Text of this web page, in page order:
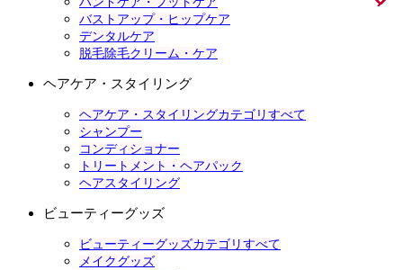
バストアップ・ヒップケア
デンタルケア
脱毛除毛クリーム・ケア
ヘアケア・スタイリング
ヘアケア・スタイリングカテゴリすべて
シャンプー
コンディショナー
トリートメント・ヘアパック
ヘアスタイリング
ビューティーグッズ
ビューティーグッズカテゴリすべて
メイクグッズ